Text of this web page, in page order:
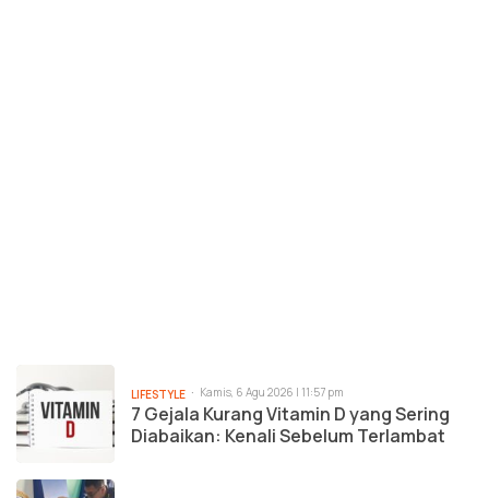
LIFESTYLE Kamis, 6 Agu 2026 | 11:57 pm
7 Gejala Kurang Vitamin D yang Sering
Diabaikan: Kenali Sebelum Terlambat